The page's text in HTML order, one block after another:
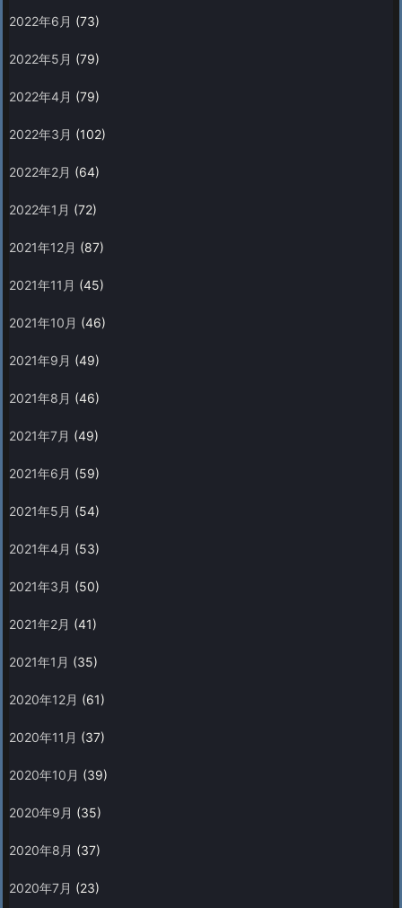
2022年6月 (73)
2022年5月 (79)
2022年4月 (79)
2022年3月 (102)
2022年2月 (64)
2022年1月 (72)
2021年12月 (87)
2021年11月 (45)
2021年10月 (46)
2021年9月 (49)
2021年8月 (46)
2021年7月 (49)
2021年6月 (59)
2021年5月 (54)
2021年4月 (53)
2021年3月 (50)
2021年2月 (41)
2021年1月 (35)
2020年12月 (61)
2020年11月 (37)
2020年10月 (39)
2020年9月 (35)
2020年8月 (37)
2020年7月 (23)